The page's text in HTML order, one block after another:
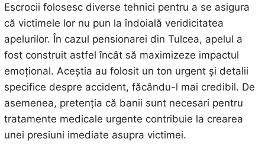
Escrocii folosesc diverse tehnici pentru a se asigura
că victimele lor nu pun la îndoială veridicitatea
apelurilor. În cazul pensionarei din Tulcea, apelul a
fost construit astfel încât să maximizeze impactul
emoțional. Aceștia au folosit un ton urgent și detalii
specifice despre accident, făcându-l mai credibil. De
asemenea, pretenția că banii sunt necesari pentru
tratamente medicale urgente contribuie la crearea
unei presiuni imediate asupra victimei.